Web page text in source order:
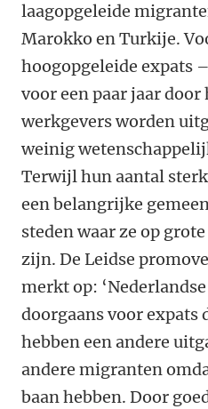
laagopgeleide
Marokko en Turkije.
hoogopgeleide expats
voor een paar jaar
werkgevers worden
weinig
Terwijl hun aantal
een belangrijke
steden waar ze op
zijn. De Leidse
merkt op:
doorgaans voor expats
hebben een andere
andere migranten
baan hebben. Door